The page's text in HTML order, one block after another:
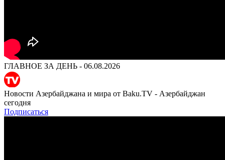
ГЛАВНОЕ ЗА ДЕНЬ - 06.08.2026
Новости Азербайджана и мира от Baku.TV - Азербайджан
сегодня
Подписаться